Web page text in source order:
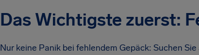
Das Wichtigste zuerst:
Nur keine Panik bei fehlendem Gepäck: Suchen